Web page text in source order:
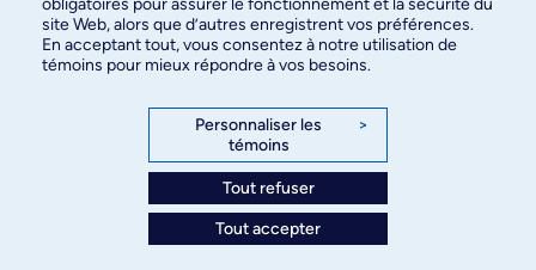
des relations publiques
3744, rue Jean-Brillant, bureau 490
Montréal (Québec) H3T 1P1
site Web, alors que d’autres enregistrent vos préférences.
En acceptant tout, vous consentez à notre utilisation de
témoins pour mieux répondre à vos besoins.
Personnaliser les
témoins
>
Tout refuser
Tout accepter